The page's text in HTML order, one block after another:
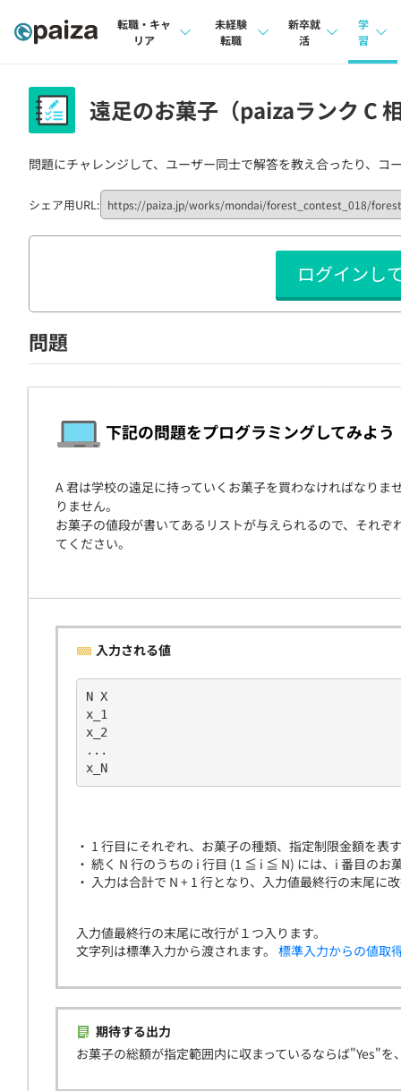
転職・キャ
リア
インタビュー
転職成功ガイド
転職エージェント
未経験
転職
インタビュー
転職成功ガイド
新卒就
活
本選考
新卒エージェント
イベント・セミナー
インタビュー
就活成功ガイド
学
習
問題集
4択
ナレ
リフ
プラン
個人
学校
契約
遠足のお菓子（paizaランク C
問題にチャレンジして、ユーザー同士で解答を教え合ったり、コ
シェア用URL:
ログインし
問題
下記の問題をプログラミングしてみよう
A 君は学校の遠足に持っていくお菓子を買わなければなり
りません。
お菓子の値段が書いてあるリストが与えられるので、それ
てください。
入力される値
N X
x_1
x_2
...
x_N
・ 1 行目にそれぞれ、お菓子の種類、指定制限金額を表
・ 続く N 行のうちの i 行目 (1 ≦ i ≦ N) には、i 番目のお
・ 入力は合計で N + 1 行となり、入力値最終行の末尾に
入力値最終行の末尾に改行が１つ入ります。
文字列は標準入力から渡されます。 標準入力からの値取
期待する出力
お菓子の総額が指定範囲内に収まっているならば"Yes"